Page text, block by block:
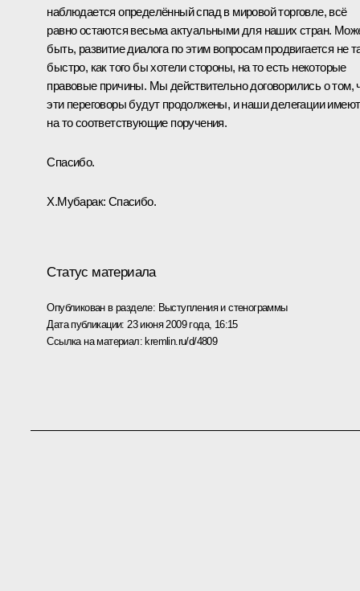
наблюдается определённый спад в мировой торговле, всё
равно остаются весьма актуальными для наших стран.
быть, развитие диалога по этим вопросам продвигается не
быстро, как того бы хотели стороны, на то есть некоторые
правовые причины. Мы действительно договорились о том,
эти переговоры будут продолжены, и наши делегации имеют
на то соответствующие поручения.
Спасибо.
Х.Мубарак: Спасибо.
Статус материала
Опубликован в разделе: Выступления и стенограммы
Дата публикации: 23 июня 2009 года, 16:15
Ссылка на материал:kremlin.ru/d/4809